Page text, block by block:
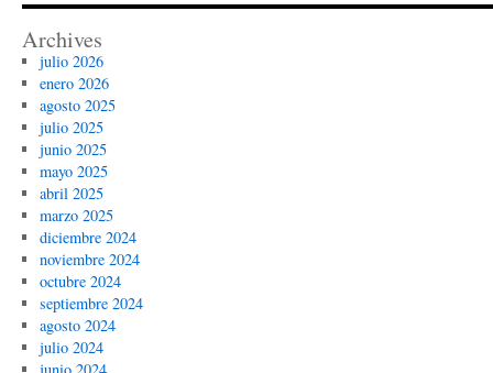
Archives
julio 2026
enero 2026
agosto 2025
julio 2025
junio 2025
mayo 2025
abril 2025
marzo 2025
diciembre 2024
noviembre 2024
octubre 2024
septiembre 2024
agosto 2024
julio 2024